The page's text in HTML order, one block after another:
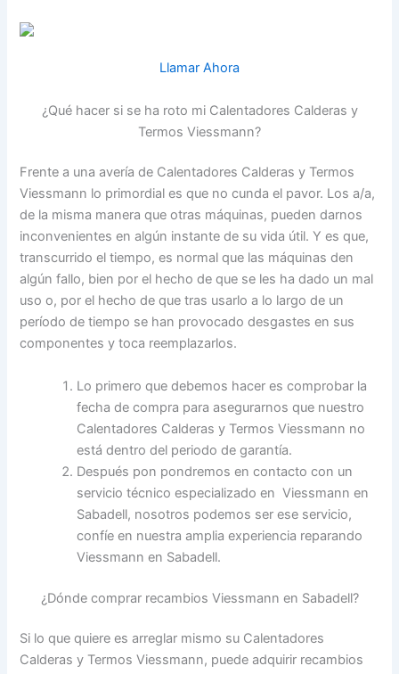
Llamar Ahora
¿Qué hacer si se ha roto mi Calentadores Calderas y
Termos Viessmann?
Frente a una avería de Calentadores Calderas y Termos
Viessmann lo primordial es que no cunda el pavor. Los a/a,
de la misma manera que otras máquinas, pueden darnos
inconvenientes en algún instante de su vida útil. Y es que,
transcurrido el tiempo, es normal que las máquinas den
algún fallo, bien por el hecho de que se les ha dado un mal
uso o, por el hecho de que tras usarlo a lo largo de un
período de tiempo se han provocado desgastes en sus
componentes y toca reemplazarlos.
Lo primero que debemos hacer es comprobar la
fecha de compra para asegurarnos que nuestro
Calentadores Calderas y Termos Viessmann no
está dentro del periodo de garantía.
Después pon pondremos en contacto con un
servicio técnico especializado en Viessmann en
Sabadell, nosotros podemos ser ese servicio,
confíe en nuestra amplia experiencia reparando
Viessmann en Sabadell.
¿Dónde comprar recambios Viessmann en Sabadell?
Si lo que quiere es arreglar mismo su Calentadores
Calderas y Termos Viessmann, puede adquirir recambios